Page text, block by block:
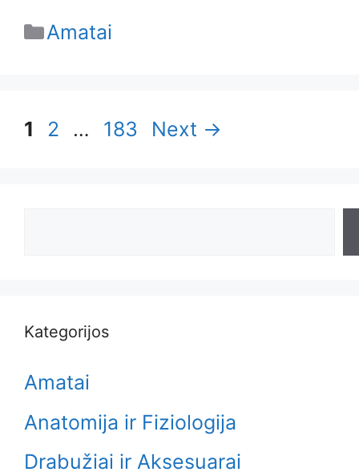
Categories
Amatai
Page
1 Page
2 … Page
183 Next →
Kategorijos
Amatai
Anatomija ir Fiziologija
Drabužiai ir Aksesuarai